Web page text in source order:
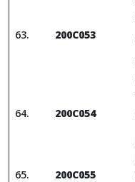
200C053
200C054
200C055